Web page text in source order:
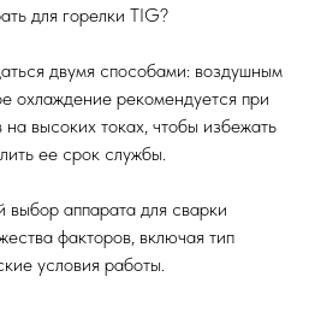
для горелки TIG?
двумя способами: воздушным
охлаждение рекомендуется при
высоких токах, чтобы избежать
ее срок службы.
аппарата для сварки
факторов, включая тип
условия работы.